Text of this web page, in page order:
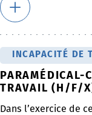
INCAPACITÉ DE
PARAMÉDICAL-
TRAVAIL (H/F/
Dans l’exercice de